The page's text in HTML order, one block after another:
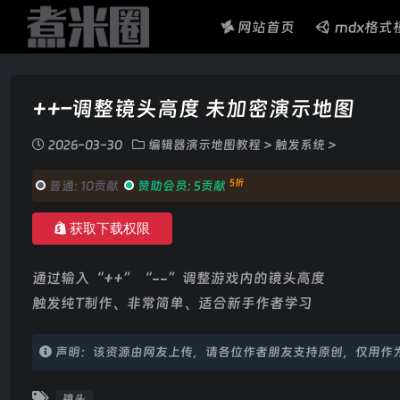
网站首页 mdx格式
++–调整镜头高度 未加密演示地图
2026-03-30 编辑器演示地图教程 > 触发系统 >
普通: 10贡献 赞助会员: 5贡献 5折
获取下载权限
通过输入“++”“--”调整游戏内的镜头高度
触发纯T制作、非常简单、适合新手作者学习
声明：该资源由网友上传，请各位作者朋友支持原创，仅用